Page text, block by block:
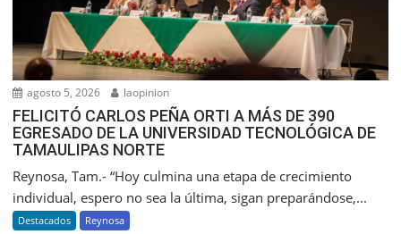
agosto 5, 2026 laopinion
FELICITÓ CARLOS PEÑA ORTI A MÁS DE 390
EGRESADO DE LA UNIVERSIDAD TECNOLÓGICA DE
TAMAULIPAS NORTE
Reynosa, Tam.- “Hoy culmina una etapa de crecimiento
individual, espero no sea la última, sigan preparándose,...
Destacados Reynosa